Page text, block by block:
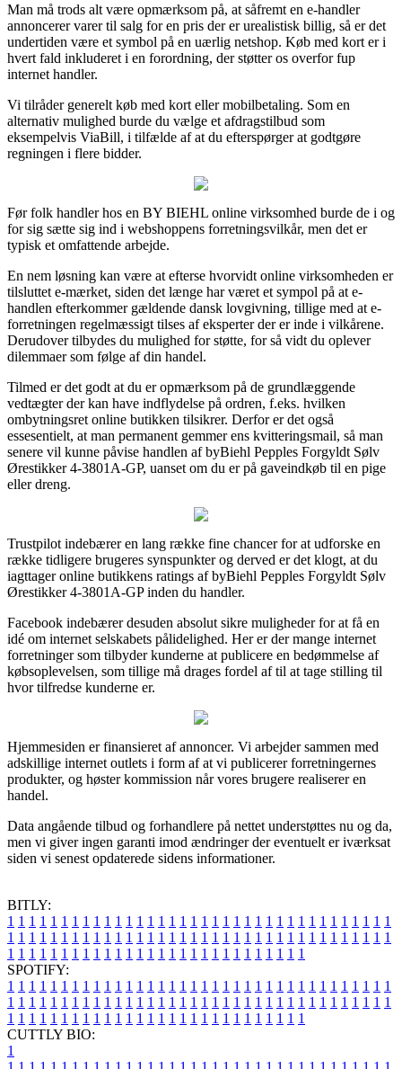
Man må trods alt være opmærksom på, at såfremt en e-handler
annoncerer varer til salg for en pris der er urealistisk billig, så er det
undertiden være et symbol på en uærlig netshop. Køb med kort er i
hvert fald inkluderet i en forordning, der støtter os overfor fup
internet handler.
Vi tilråder generelt køb med kort eller mobilbetaling. Som en
alternativ mulighed burde du vælge et afdragstilbud som
eksempelvis ViaBill, i tilfælde af at du efterspørger at godtgøre
regningen i flere bidder.
Før folk handler hos en BY BIEHL online virksomhed burde de i og
for sig sætte sig ind i webshoppens forretningsvilkår, men det er
typisk et omfattende arbejde.
En nem løsning kan være at efterse hvorvidt online virksomheden er
tilsluttet e-mærket, siden det længe har været et sympol på at e-
handlen efterkommer gældende dansk lovgivning, tillige med at e-
forretningen regelmæssigt tilses af eksperter der er inde i vilkårene.
Derudover tilbydes du mulighed for støtte, for så vidt du oplever
dilemmaer som følge af din handel.
Tilmed er det godt at du er opmærksom på de grundlæggende
vedtægter der kan have indflydelse på ordren, f.eks. hvilken
ombytningsret online butikken tilsikrer. Derfor er det også
essesentielt, at man permanent gemmer ens kvitteringsmail, så man
senere vil kunne påvise handlen af byBiehl Pepples Forgyldt Sølv
Ørestikker 4-3801A-GP, uanset om du er på gaveindkøb til en pige
eller dreng.
Trustpilot indebærer en lang række fine chancer for at udforske en
række tidligere brugeres synspunkter og derved er det klogt, at du
iagttager online butikkens ratings af byBiehl Pepples Forgyldt Sølv
Ørestikker 4-3801A-GP inden du handler.
Facebook indebærer desuden absolut sikre muligheder for at få en
idé om internet selskabets pålidelighed. Her er der mange internet
forretninger som tilbyder kunderne at publicere en bedømmelse af
købsoplevelsen, som tillige må drages fordel af til at tage stilling til
hvor tilfredse kunderne er.
Hjemmesiden er finansieret af annoncer. Vi arbejder sammen med
adskillige internet outlets i form af at vi publicerer forretningernes
produkter, og høster kommission når vores brugere realiserer en
handel.
Data angående tilbud og forhandlere på nettet understøttes nu og da,
men vi giver ingen garanti imod ændringer der eventuelt er iværksat
siden vi senest opdaterede sidens informationer.
BITLY:
1 1 1 1 1 1 1 1 1 1 1 1 1 1 1 1 1 1 1 1 1 1 1 1 1 1 1 1 1 1 1 1 1 1 1 1
1 1 1 1 1 1 1 1 1 1 1 1 1 1 1 1 1 1 1 1 1 1 1 1 1 1 1 1 1 1 1 1 1 1 1 1
1 1 1 1 1 1 1 1 1 1 1 1 1 1 1 1 1 1 1 1 1 1 1 1 1 1 1 1
SPOTIFY:
1 1 1 1 1 1 1 1 1 1 1 1 1 1 1 1 1 1 1 1 1 1 1 1 1 1 1 1 1 1 1 1 1 1 1 1
1 1 1 1 1 1 1 1 1 1 1 1 1 1 1 1 1 1 1 1 1 1 1 1 1 1 1 1 1 1 1 1 1 1 1 1
1 1 1 1 1 1 1 1 1 1 1 1 1 1 1 1 1 1 1 1 1 1 1 1 1 1 1 1
CUTTLY BIO:
1